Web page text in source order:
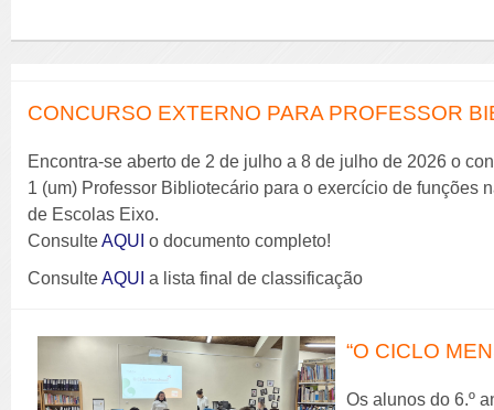
CONCURSO EXTERNO PARA PROFESSOR
Encontra-se aberto de 2 de julho a 8 de julho de 2026 o
1 (um) Professor Bibliotecário para o exercício de funções
de Escolas Eixo.
ConsulteAQUI o documento completo!
ConsulteAQUI a lista final de classificação
“O CICLO
Os alunos do 6.º